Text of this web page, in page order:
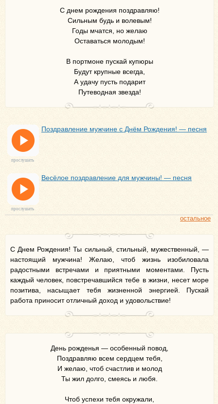
С днем рождения поздравляю!
Сильным будь и волевым!
Годы мчатся, но желаю
Оставаться молодым!
В портмоне пускай купюры
Будут крупные всегда,
А удачу пусть подарит
Путеводная звезда!
Поздравление мужчине с Днём Рождения! — песня
прослушать
Весёлое поздравление для мужчины! — песня
прослушать
остальное
С Днем Рождения! Ты сильный, стильный, мужественный, —
настоящий мужчина! Желаю, чтоб жизнь изобиловала
радостными встречами и приятными моментами. Пусть
каждый человек, повстречавшийся тебе в жизни, несет море
позитива, насыщает тебя жизненной энергией. Пускай
работа приносит отличный доход и удовольствие!
День рожденья — особенный повод,
Поздравляю всем сердцем тебя,
И желаю, чтоб счастлив и молод
Ты жил долго, смеясь и любя.
Чтоб успехи тебя окружали,